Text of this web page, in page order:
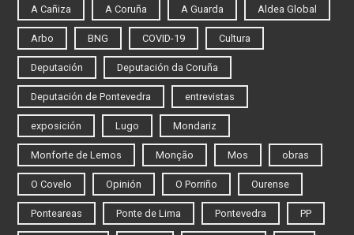
A Cañiza A Coruña A Guarda Aldea Global
Arbo BNG COVID-19 Cultura
Deputación Deputación da Coruña
Deputación de Pontevedra entrevistas
exposición Lugo Mondariz
Monforte de Lemos Monção Mos obras
O Covelo Opinión O Porriño Ourense
Ponteareas Ponte de Lima Pontevedra PP